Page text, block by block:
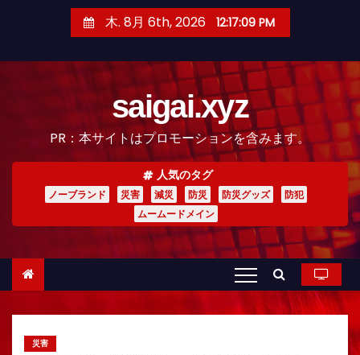
木. 8月 6th, 2026 12:17:11 PM
saigai.xyz
PR：本サイトはプロモーションを含みます。
人気のタグ
ノーブランド 災害 減災 防災 防災グッズ
防犯
ムームードメイン
災害